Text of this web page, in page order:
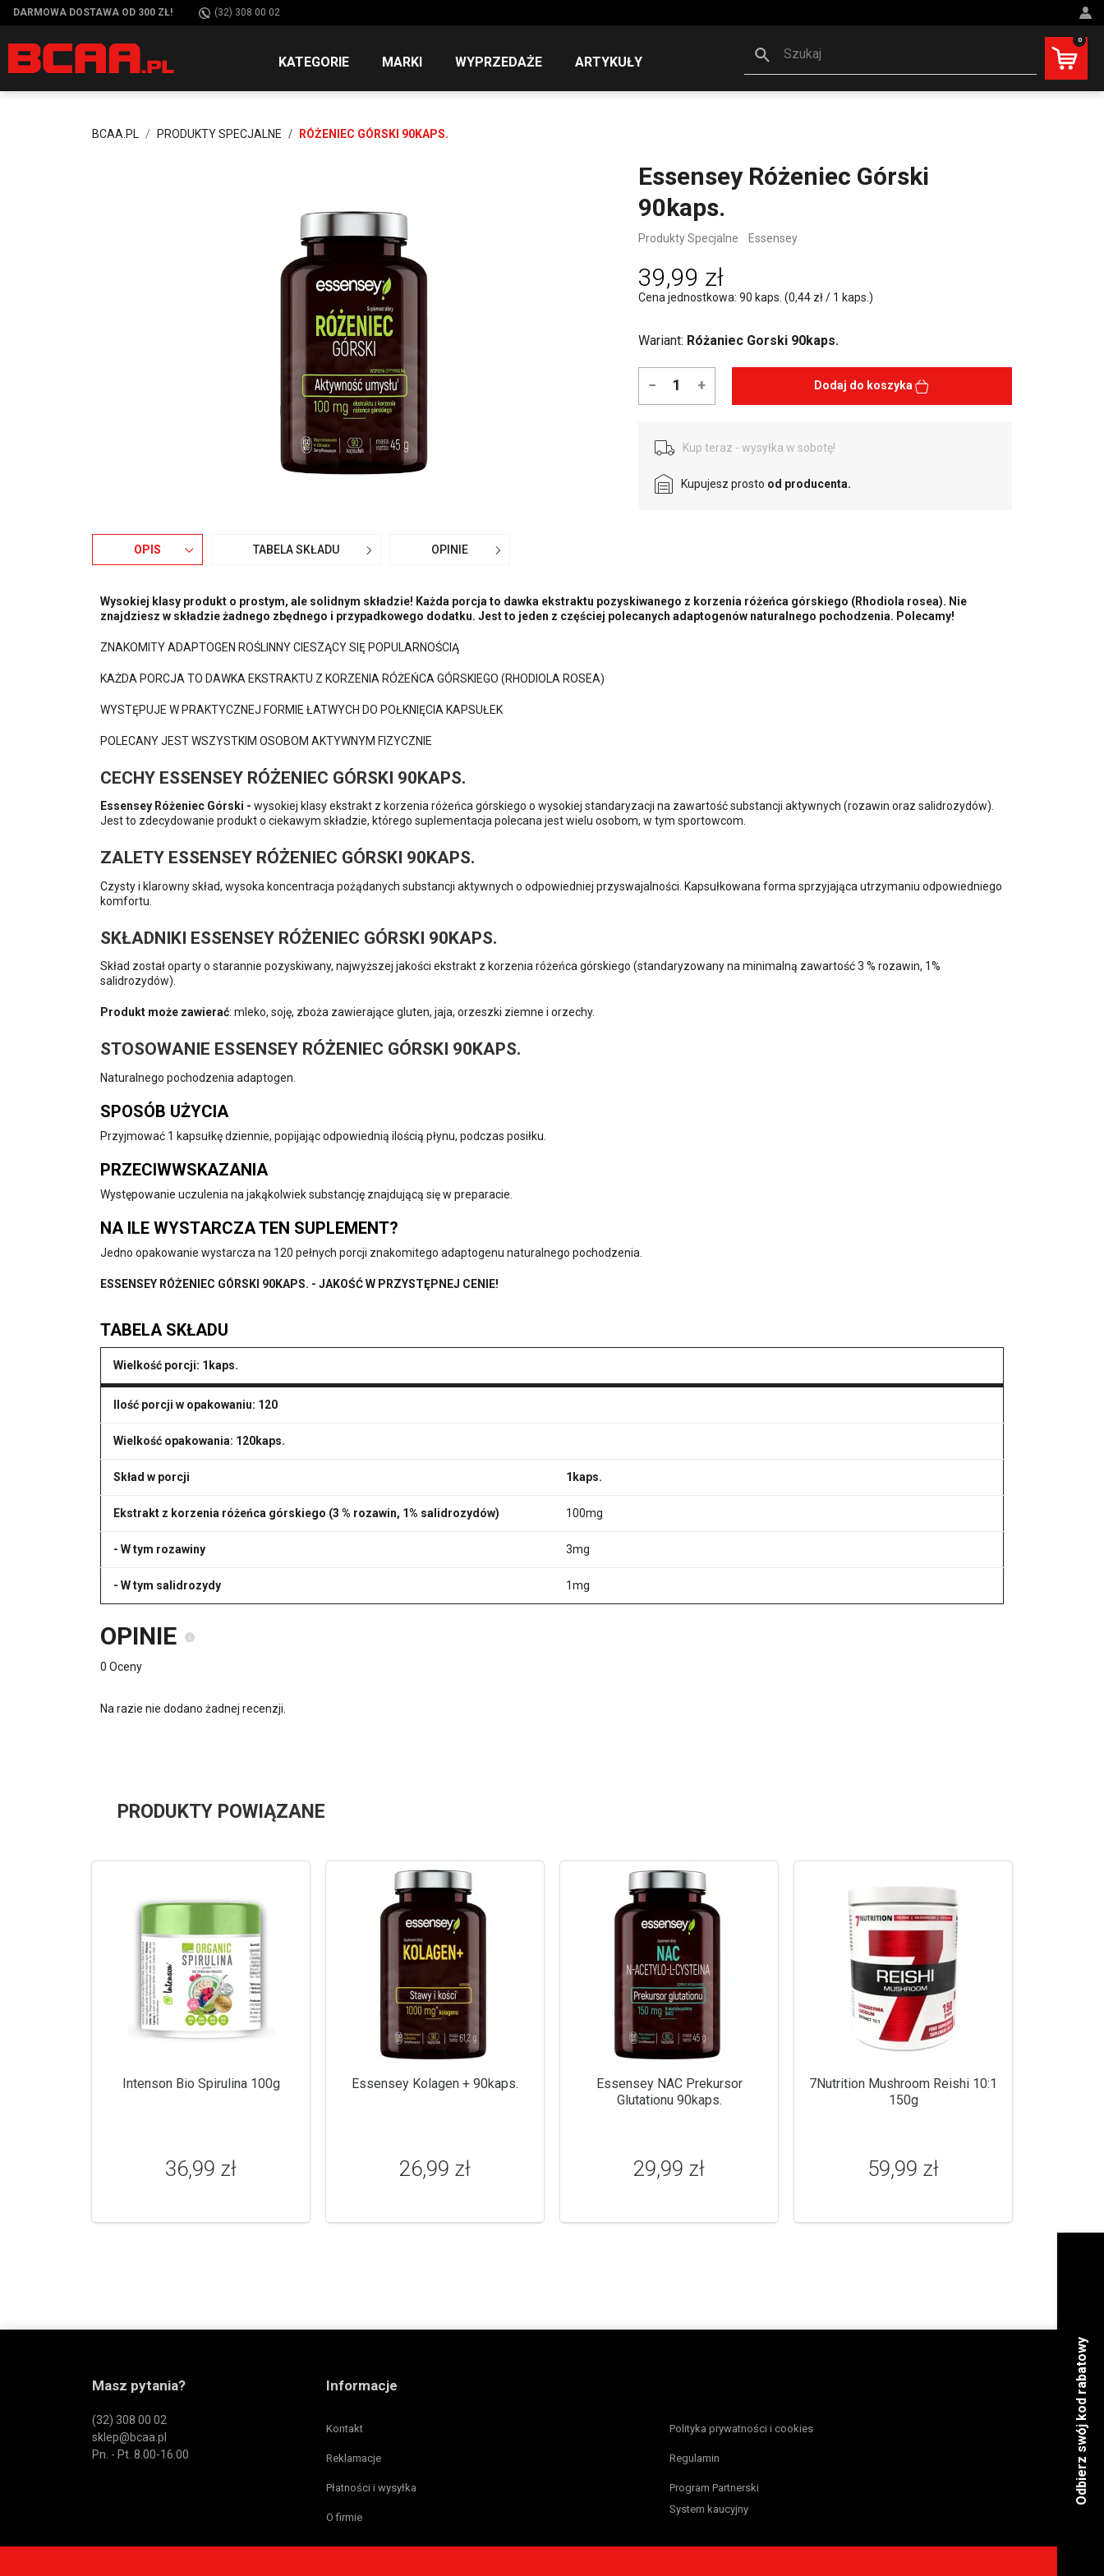
DARMOWA DOSTAWA OD 300 ZŁ! (32) 308 00 02
KATEGORIE MARKI WYPRZEDAŻE ARTYKUŁY
Szukaj
0
BCAA.PL PRODUKTY SPECJALNE RÓŻENIEC GÓRSKI 90KAPS.
Essensey Różeniec Górski
90kaps.
Produkty Specjalne Essensey
39,99 zł
Cena jednostkowa: 90 kaps. (0,44 zł / 1 kaps.)
Wariant: Różaniec Gorski 90kaps.
− + Dodaj do koszyka
Kup teraz - wysyłka w sobotę!
Kupujesz prosto od producenta.
OPIS TABELA SKŁADU OPINIE
Wysokiej klasy produkt o prostym, ale solidnym składzie! Każda porcja to dawka ekstraktu pozyskiwanego z korzenia różeńca górskiego (Rhodiola rosea). Nie
znajdziesz w składzie żadnego zbędnego i przypadkowego dodatku. Jest to jeden z częściej polecanych adaptogenów naturalnego pochodzenia. Polecamy!
ZNAKOMITY ADAPTOGEN ROŚLINNY CIESZĄCY SIĘ POPULARNOŚCIĄ
KAŻDA PORCJA TO DAWKA EKSTRAKTU Z KORZENIA RÓŻEŃCA GÓRSKIEGO (RHODIOLA ROSEA)
WYSTĘPUJE W PRAKTYCZNEJ FORMIE ŁATWYCH DO POŁKNIĘCIA KAPSUŁEK
POLECANY JEST WSZYSTKIM OSOBOM AKTYWNYM FIZYCZNIE
CECHY ESSENSEY RÓŻENIEC GÓRSKI 90KAPS.
Essensey Różeniec Górski - wysokiej klasy ekstrakt z korzenia różeńca górskiego o wysokiej standaryzacji na zawartość substancji aktywnych (rozawin oraz salidrozydów).
Jest to zdecydowanie produkt o ciekawym składzie, którego suplementacja polecana jest wielu osobom, w tym sportowcom.
ZALETY ESSENSEY RÓŻENIEC GÓRSKI 90KAPS.
Czysty i klarowny skład, wysoka koncentracja pożądanych substancji aktywnych o odpowiedniej przyswajalności. Kapsułkowana forma sprzyjająca utrzymaniu odpowiedniego
komfortu.
SKŁADNIKI ESSENSEY RÓŻENIEC GÓRSKI 90KAPS.
Skład został oparty o starannie pozyskiwany, najwyższej jakości ekstrakt z korzenia różeńca górskiego (standaryzowany na minimalną zawartość 3 % rozawin, 1%
salidrozydów).
Produkt może zawierać: mleko, soję, zboża zawierające gluten, jaja, orzeszki ziemne i orzechy.
STOSOWANIE ESSENSEY RÓŻENIEC GÓRSKI 90KAPS.
Naturalnego pochodzenia adaptogen.
SPOSÓB UŻYCIA
Przyjmować 1 kapsułkę dziennie, popijając odpowiednią ilością płynu, podczas posiłku.
PRZECIWWSKAZANIA
Występowanie uczulenia na jakąkolwiek substancję znajdującą się w preparacie.
NA ILE WYSTARCZA TEN SUPLEMENT?
Jedno opakowanie wystarcza na 120 pełnych porcji znakomitego adaptogenu naturalnego pochodzenia.
ESSENSEY RÓŻENIEC GÓRSKI 90KAPS. - JAKOŚĆ W PRZYSTĘPNEJ CENIE!
TABELA SKŁADU
Wielkość porcji: 1kaps.
Ilość porcji w opakowaniu: 120
Wielkość opakowania: 120kaps.
Skład w porcji 1kaps.
Ekstrakt z korzenia różeńca górskiego (3 % rozawin, 1% salidrozydów) 100mg
- W tym rozawiny 3mg
- W tym salidrozydy 1mg
OPINIE
0 Oceny
Na razie nie dodano żadnej recenzji.
PRODUKTY POWIĄZANE
Intenson Bio Spirulina 100g
36,99 zł
Essensey Kolagen + 90kaps.
26,99 zł
Essensey NAC Prekursor
Glutationu 90kaps.
29,99 zł
7Nutrition Mushroom Reishi 10:1
150g
59,99 zł
Masz pytania?
(32) 308 00 02
sklep@bcaa.pl
Pn. - Pt. 8.00-16.00
Informacje
Kontakt Polityka prywatności i cookies
Reklamacje Regulamin
Płatności i wysyłka Program Partnerski
O firmie
System kaucyjny